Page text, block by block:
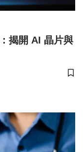
揭開 AI 晶片與
儲